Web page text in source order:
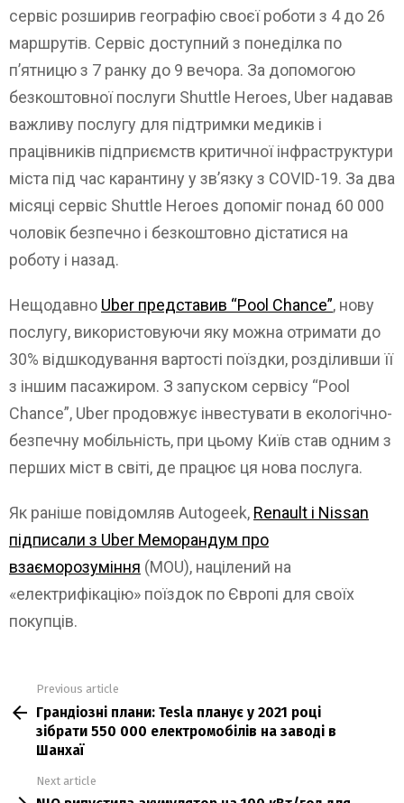
сервіс розширив географію своєї роботи з 4 до 26
маршрутів. Сервіс доступний з понеділка по
п’ятницю з 7 ранку до 9 вечора. За допомогою
безкоштовної послуги Shuttle Heroes, Uber надавав
важливу послугу для підтримки медиків і
працівників підприємств критичної інфраструктури
міста під час карантину у зв’язку з COVID-19. За два
місяці сервіс Shuttle Heroes допоміг понад 60 000
чоловік безпечно і безкоштовно дістатися на
роботу і назад.
Нещодавно Uber представив “Pool Chance”, нову
послугу, використовуючи яку можна отримати до
30% відшкодування вартості поїздки, розділивши її
з іншим пасажиром. З запуском сервісу “Pool
Chance”, Uber продовжує інвестувати в екологічно-
безпечну мобільність, при цьому Київ став одним з
перших міст в світі, де працює ця нова послуга.
Як раніше повідомляв Autogeek, Renault і Nissan
підписали з Uber Меморандум про
взаєморозуміння (MOU), націлений на
«електрифікацію» поїздок по Європі для своїх
покупців.
more
Previous article
Грандіозні плани: Tesla планує у 2021 році
зібрати 550 000 електромобілів на заводі в
Шанхаї
Next article